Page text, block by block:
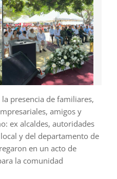
presencia de familiares,
amigos y
ex alcaldes, autoridades
y del departamento de
en un acto de
la comunidad